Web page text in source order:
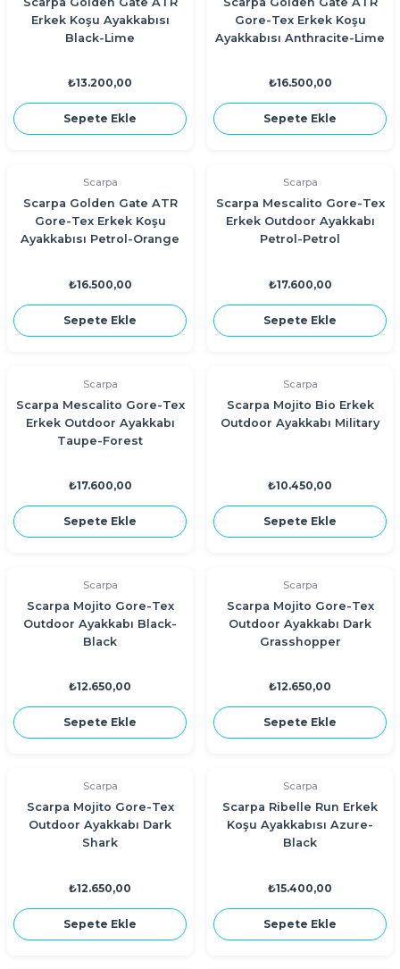
Erkek Koşu Ayakkabısı
Black-Lime
₺13.200,00
Sepete Ekle
Gore-Tex Erkek Koşu
Ayakkabısı Anthracite-Lime
₺16.500,00
Sepete Ekle
Scarpa
Scarpa Golden Gate ATR
Gore-Tex Erkek Koşu
Ayakkabısı Petrol-Orange
₺16.500,00
Sepete Ekle
Scarpa
Scarpa Mescalito Gore-Tex
Erkek Outdoor Ayakkabı
Petrol-Petrol
₺17.600,00
Sepete Ekle
Scarpa
Scarpa Mescalito Gore-Tex
Erkek Outdoor Ayakkabı
Taupe-Forest
₺17.600,00
Sepete Ekle
Scarpa
Scarpa Mojito Bio Erkek
Outdoor Ayakkabı Military
₺10.450,00
Sepete Ekle
Scarpa
Scarpa Mojito Gore-Tex
Outdoor Ayakkabı Black-
Black
₺12.650,00
Sepete Ekle
Scarpa
Scarpa Mojito Gore-Tex
Outdoor Ayakkabı Dark
Grasshopper
₺12.650,00
Sepete Ekle
Scarpa
Scarpa Mojito Gore-Tex
Outdoor Ayakkabı Dark
Shark
₺12.650,00
Sepete Ekle
Scarpa
Scarpa Ribelle Run Erkek
Koşu Ayakkabısı Azure-
Black
₺15.400,00
Sepete Ekle